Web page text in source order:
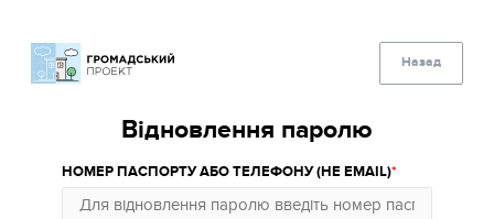
Назад
Відновлення паролю
НОМЕР ПАСПОРТУ АБО ТЕЛЕФОНУ (НЕ EMAIL)